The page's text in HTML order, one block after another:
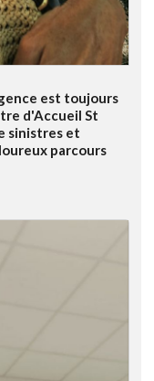
est toujours
d'Accueil St
sinistres et
parcours